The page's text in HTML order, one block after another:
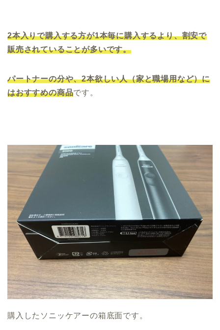
2本入りで購入する方が1本毎に購入するより、割安で
販売されていることが多いです。
パートナーの分や、2本欲しい人（家と職場用など）に
はおすすめの商品です。
購入したソニッケアーの箱底面です。